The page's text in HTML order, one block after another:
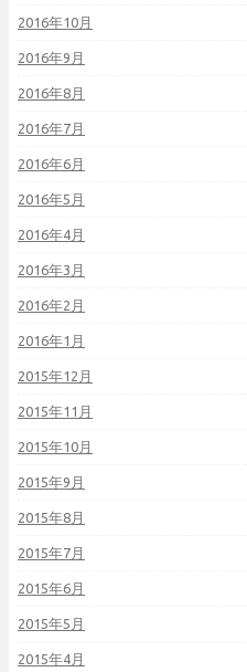
2016年10月
2016年9月
2016年8月
2016年7月
2016年6月
2016年5月
2016年4月
2016年3月
2016年2月
2016年1月
2015年12月
2015年11月
2015年10月
2015年9月
2015年8月
2015年7月
2015年6月
2015年5月
2015年4月